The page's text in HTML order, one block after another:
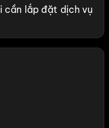
cần lắp đặt dịch vụ